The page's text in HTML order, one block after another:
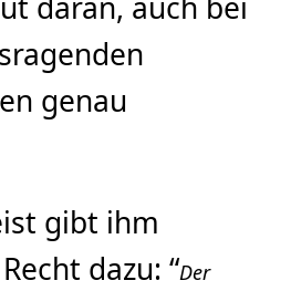
genau
gibt ihm
dazu: “Der